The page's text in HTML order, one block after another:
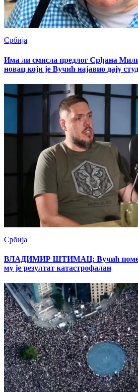
Србија
Има ли смисла предлог Срђана
новац који је Вучић најавио дају
Србија
ВЛАДИМИР ШТИМАЦ: Вучић помера
му је резултат катастрофалан